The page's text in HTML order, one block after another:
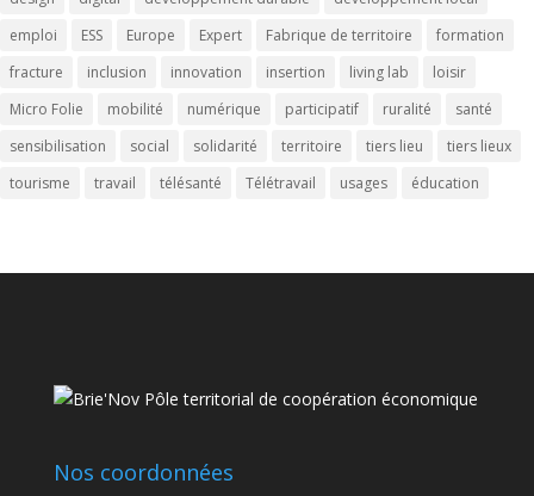
emploi
ESS Europe Expert Fabrique de territoire
formation
fracture
inclusion innovation insertion living lab
loisir
Micro Folie
mobilité numérique participatif ruralité
santé
sensibilisation
social solidarité territoire tiers lieu
tiers lieux
tourisme
travail télésanté Télétravail usages éducation
Nos coordonnées